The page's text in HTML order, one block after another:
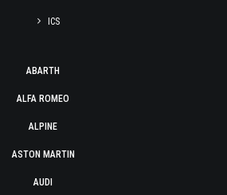
ICS
ABARTH
ALFA ROMEO
ALPINE
ASTON MARTIN
AUDI